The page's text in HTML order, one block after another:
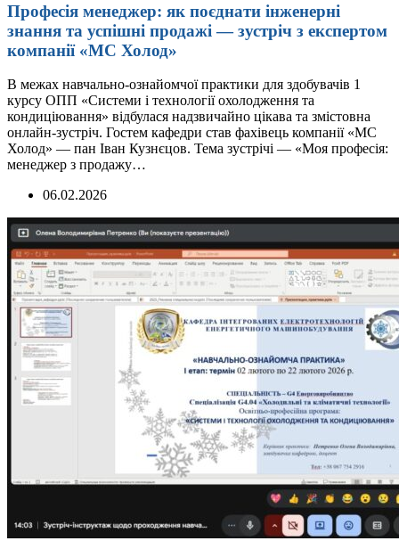
Професія менеджер: як поєднати інженерні
знання та успішні продажі — зустріч з експертом
компанії «МС Холод»
В межах навчально-ознайомчої практики для здобувачів 1
курсу ОПП «Системи і технології охолодження та
кондиціювання» відбулася надзвичайно цікава та змістовна
онлайн-зустріч. Гостем кафедри став фахівець компанії «МС
Холод» — пан Іван Кузнєцов. Тема зустрічі — «Моя професія:
менеджер з продажу…
06.02.2026